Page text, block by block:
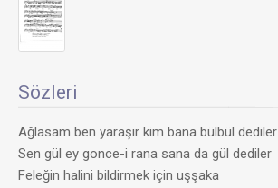
Sözleri
Ağlasam ben yaraşır kim bana bülbül dediler
Sen gül ey gonce-i rana sana da gül dediler
Feleğin halini bildirmek için uşşaka